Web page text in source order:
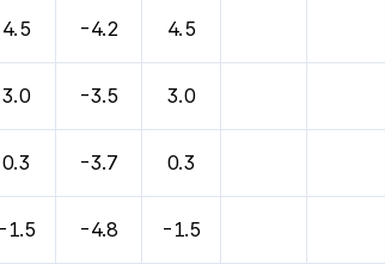
4.5 -4.2 4.5
3.0 -3.5 3.0
0.3 -3.7 0.3
-1.5 -4.8 -1.5